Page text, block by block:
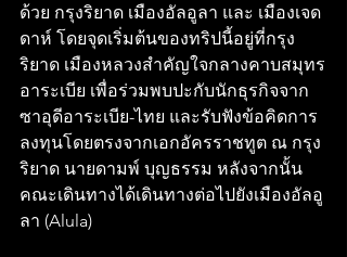
ด้วย กรุงริยาด เมืองอัลอูลา และ เมืองเจด
ดาห์ โดยจุดเริ่มต้นของทริปนี้อยู่ที่กรุง
ริยาด เมืองหลวงสำคัญใจกลางคาบสมุทร
อาระเบีย เพื่อร่วมพบปะกับนักธุรกิจจาก
ซาอุดีอาระเบีย-ไทย และรับฟังข้อคิดการ
ลงทุนโดยตรงจากเอกอัครราชทูต ณ กรุง
ริยาด นายดามพ์ บุญธรรม หลังจากนั้น
คณะเดินทางได้เดินทางต่อไปยังเมืองอัลอู
ลา (Alula)